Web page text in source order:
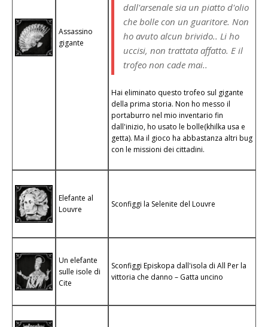
Assassino
gigante
dall'arsenale sia un piatto d'olio
che bolle con un guaritore. Non
ho avuto alcun brivido.. Li ho
uccisi, non trattata affatto. E il
trofeo non cade mai..
Hai eliminato questo trofeo sul gigante
della prima storia. Non ho messo il
portaburro nel mio inventario fin
dall'inizio, ho usato le bolle(khilka usa e
getta). Ma il gioco ha abbastanza altri bug
con le missioni dei cittadini.
Elefante al
Louvre
Sconfiggi la Selenite del Louvre
Un elefante
sulle isole di
Cite
Sconfiggi Episkopa dall'isola di All Per la
vittoria che danno – Gatta uncino